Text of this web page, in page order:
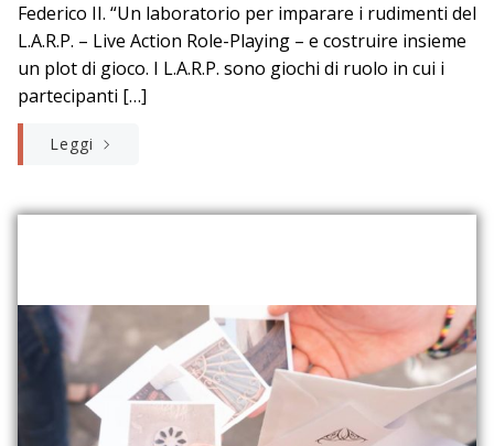
Federico II. “Un laboratorio per imparare i rudimenti del
L.A.R.P. – Live Action Role-Playing – e costruire insieme
un plot di gioco. I L.A.R.P. sono giochi di ruolo in cui i
partecipanti […]
Leggi